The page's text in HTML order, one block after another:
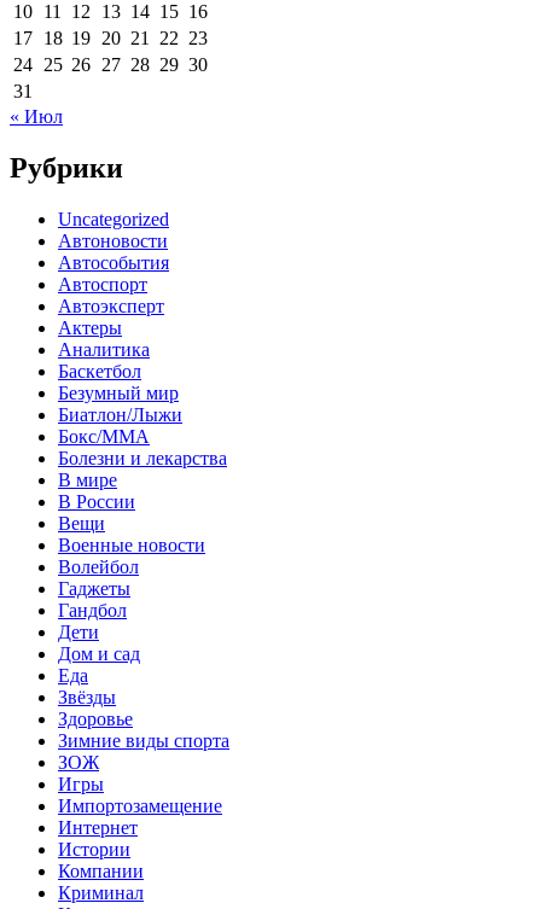
10 11 12 13 14 15 16
17 18 19 20 21 22 23
24 25 26 27 28 29 30
31
« Июл
Рубрики
Uncategorized
Автоновости
Автособытия
Автоспорт
Автоэксперт
Актеры
Аналитика
Баскетбол
Безумный мир
Биатлон/Лыжи
Бокс/MMA
Болезни и лекарства
В мире
В России
Вещи
Военные новости
Волейбол
Гаджеты
Гандбол
Дети
Дом и сад
Еда
Звёзды
Здоровье
Зимние виды спорта
ЗОЖ
Игры
Импортозамещение
Интернет
Истории
Компании
Криминал